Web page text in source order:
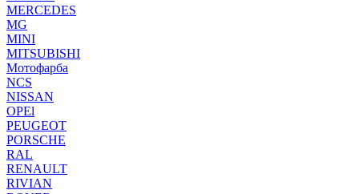
MERCEDES
MG
MINI
MITSUBISHI
Мотофарба
NCS
NISSAN
OPEl
PEUGEOT
PORSCHE
RAL
RENAULT
RIVIAN